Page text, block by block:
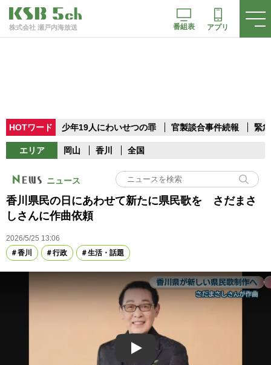
株式会社 瀬戸内海放送 番組表 アプリ
HOTワード 少年19人にわいせつの罪 官製談合事件続報 緊
エリア 岡山 香川 全国
ニュース
香川県民の日にあわせて新たに県民歌を さだまさ
しさんに作曲依頼
2026/5/25 13:06
香川
行政 生活・話題
Play